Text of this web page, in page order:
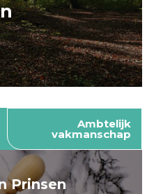
Ambtelijk
vakmanschap
Prinsen